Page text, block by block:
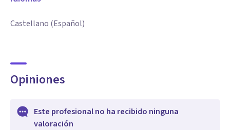
Castellano (Español)
Opiniones
Este profesional no ha recibido ninguna
valoración